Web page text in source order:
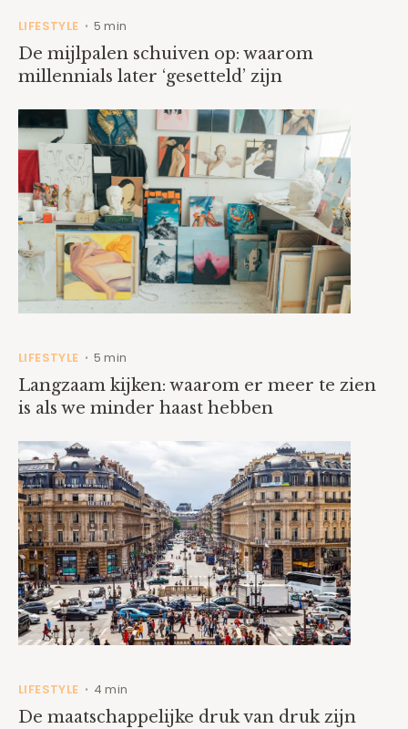
LIFESTYLE • 5 min
De mijlpalen schuiven op: waarom
millennials later ‘gesetteld’ zijn
LIFESTYLE • 5 min
Langzaam kijken: waarom er meer te zien
is als we minder haast hebben
LIFESTYLE • 4 min
De maatschappelijke druk van druk zijn